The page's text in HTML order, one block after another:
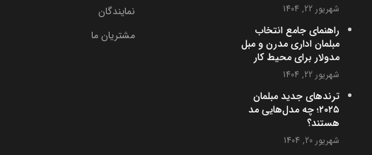
شهریور 22, 1404
راهنمای جامع انتخاب
مبلمان اداری مدرن و مبل
مدولار برای محیط کار
شهریور 22, 1404
ترندهای جدید مبلمان
۲۰۲۵؛ چه مدل‌هایی مد
هستند؟
شهریور 20, 1404
نمایندگان
مشتریان ما